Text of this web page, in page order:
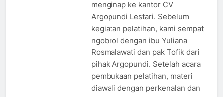
menginap ke kantor CV
Argopundi Lestari. Sebelum
kegiatan pelatihan, kami sempat
ngobrol dengan ibu Yuliana
Rosmalawati dan pak Tofik dari
pihak Argopundi. Setelah acara
pembukaan pelatihan, materi
diawali dengan perkenalan dan